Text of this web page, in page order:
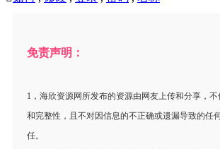
免责声明：
1，海欣资源网所发布的资源由网友上传和分享，
和完整性，且不对因信息的不正确或遗漏导致的任
任。